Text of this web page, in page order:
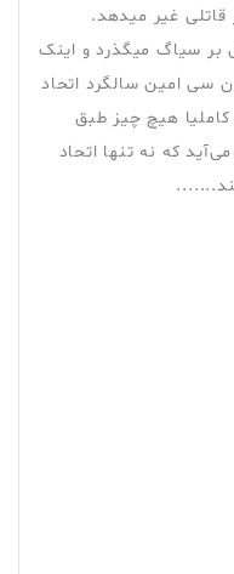
غیر میدهد.
بر سیاگ میگذرد و اینک
سی امین سالگرد اتحاد
هیچ چیز طبق
که نه تنها اتحاد